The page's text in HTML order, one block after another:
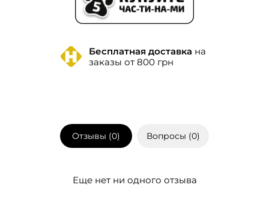
Бесплатная доставка на
заказы от 800 грн
Отзывы (0) Вопросы (0)
Еще нет ни одного отзыва